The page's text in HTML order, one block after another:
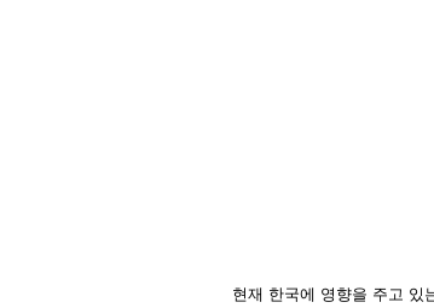
현재 한국에 영향을 주고 있